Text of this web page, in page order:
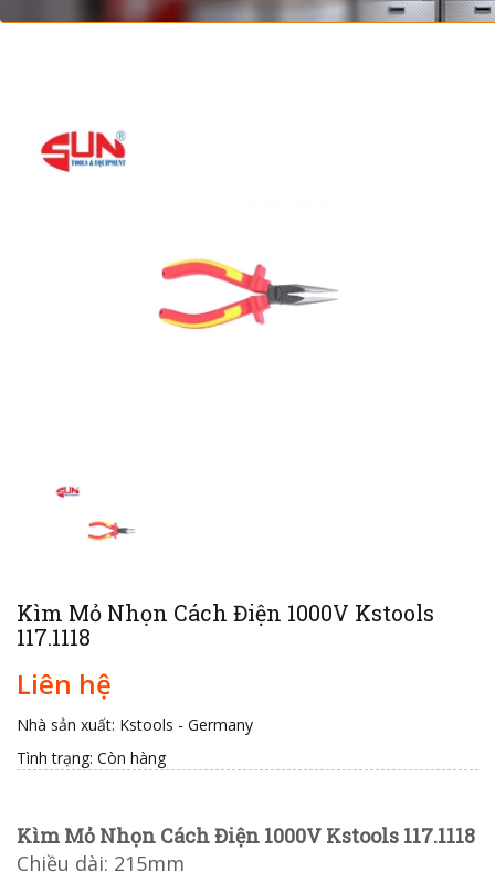
Kìm Mỏ Nhọn Cách Điện 1000V Kstools
117.1118
Liên hệ
Nhà sản xuất: Kstools - Germany
Tình trạng: Còn hàng
Kìm Mỏ Nhọn Cách Điện 1000V Kstools 117.1118
Chiều dài: 215mm